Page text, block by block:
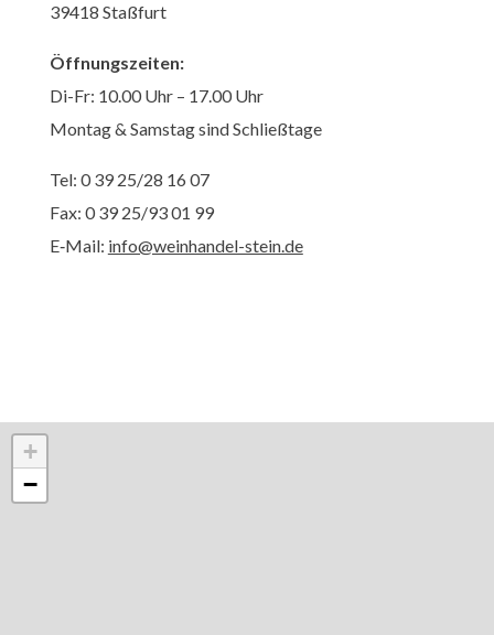
39418 Staß­furt
Öffnungs­zei­ten:
Di-Fr: 10.00 Uhr – 17.00 Uhr
Montag & Sams­tag sind Schließ­ta­ge
Tel: 0 39 25/28 16 07
Fax: 0 39 25/93 01 99
E‑Mail: info@weinhandel-stein.de
+
−